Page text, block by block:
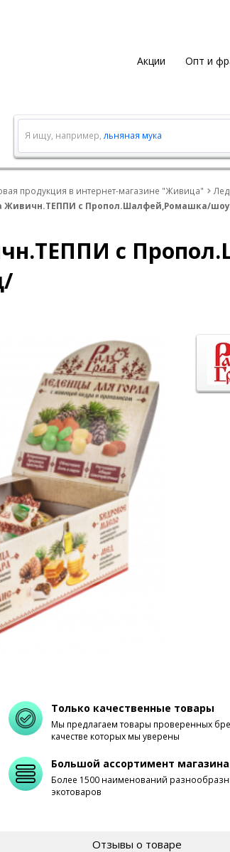
Акции Опт и
Я ищу, например, льняная мука
продукция в интернет-магазине "Живица"
Живичн.ТЕППИ с Пропол.Шалфей,Ромашка/
с
Только качественные товары
Мы предлагаем товары проверенных
качестве которых мы уверены
Большой ассортимент магазина
Более 1500 наименований
экотоваров
Отзывы о товаре